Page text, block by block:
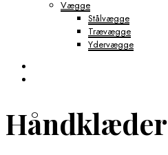
Vægge
Stålvægge
Trævægge
Ydervægge
Håndklæder